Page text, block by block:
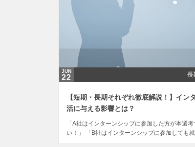
JUN
22 長
【短期・長期それぞれ徹底解説！】イン
活に与える影響とは？
「A社はインターンシップに参加した方が本選考
い！」 「B社はインターンシップに参加しても
しないから無駄だよ」 インターンにまつわる噂